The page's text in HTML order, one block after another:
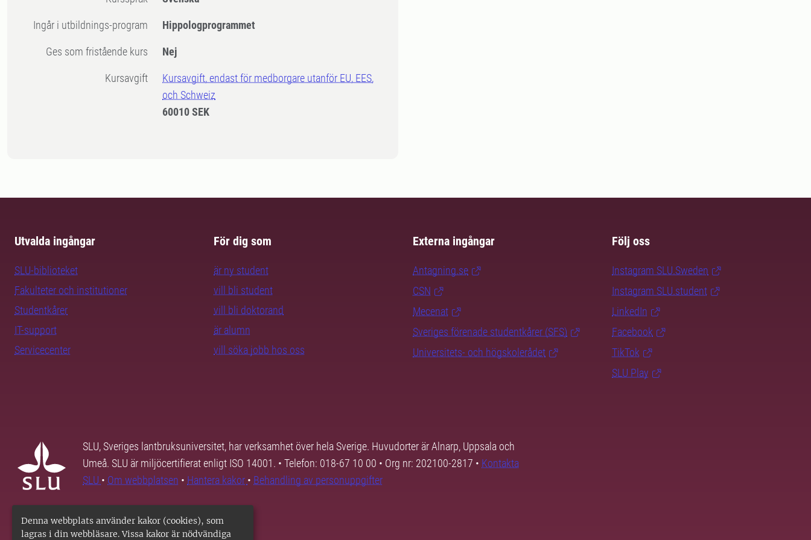
Denna webbplats använder kakor (cookies), som
lagras i din webbläsare. Vissa kakor är nödvändiga
Ingår i utbildnings-program Hippologprogrammet
Ges som fristående kurs Nej
Kursavgift
Kursavgift, endast för medborgare utanför EU, EES,
och Schweiz
60010 SEK
Utvalda ingångar
SLU-biblioteket
Fakulteter och institutioner
Studentkårer
IT-support
Servicecenter
För dig som
är ny student
vill bli student
vill bli doktorand
är alumn
vill söka jobb hos oss
Externa ingångar
Antagning.se
CSN
Mecenat
Sveriges förenade studentkårer (SFS)
Universitets- och högskolerådet
Följ oss
Instagram SLU.Sweden
Instagram SLU.student
LinkedIn
Facebook
TikTok
SLU Play
SLU, Sveriges lantbruksuniversitet, har verksamhet över hela Sverige. Huvudorter är Alnarp, Uppsala och
Umeå. SLU är miljöcertifierat enligt ISO 14001. • Telefon: 018-67 10 00 • Org nr: 202100-2817 • Kontakta
SLU • Om webbplatsen • Hantera kakor • Behandling av personuppgifter